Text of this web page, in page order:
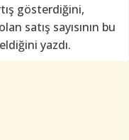
gösterdiğini,
satış sayısının bu
yazdı.